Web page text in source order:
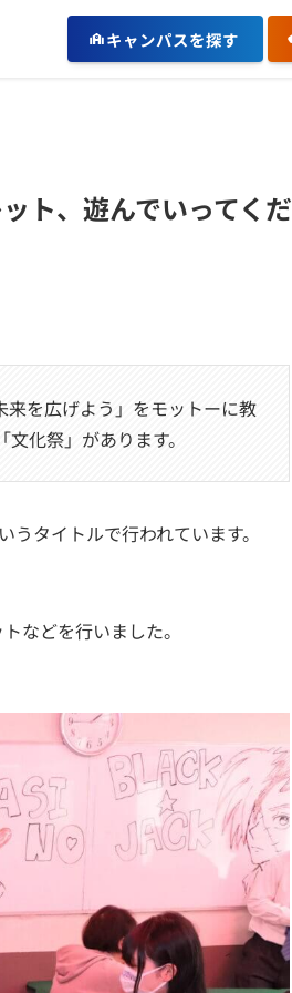
キャンパスを探す
ト、遊んでいってくだ
来を広げよう」をモットーに教
化祭」があります。
うタイトルで行われています。
などを行いました。